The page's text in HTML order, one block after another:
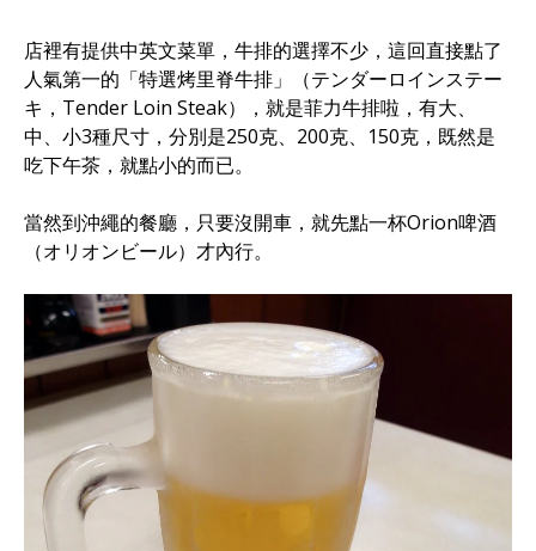
店裡有提供中英文菜單，牛排的選擇不少，這回直接點了
人氣第一的「特選烤里脊牛排」（テンダーロインステー
キ，Tender Loin Steak），就是菲力牛排啦，有大、
中、小3種尺寸，分別是250克、200克、150克，既然是
吃下午茶，就點小的而已。
當然到沖繩的餐廳，只要沒開車，就先點一杯Orion啤酒
（オリオンビール）才內行。